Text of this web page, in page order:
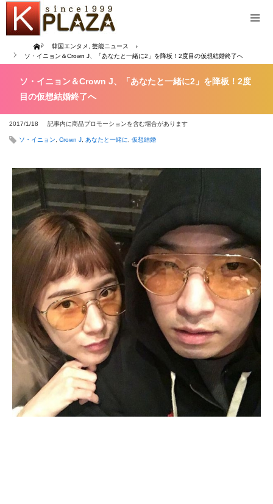
Home 韓国エンタメ
芸能ニュース
ソ・イニョン＆Crown J、「あなたと一緒に2」を降板！2度目の仮想結婚終了へ
ソ・イニョン＆Crown J、「あなたと一緒に2」を降板！2度
目の仮想結婚終了へ
2017/1/18 記事内に商品プロモーションを含む場合があります
ソ・イニョン Crown J あなたと一緒に 仮想結婚